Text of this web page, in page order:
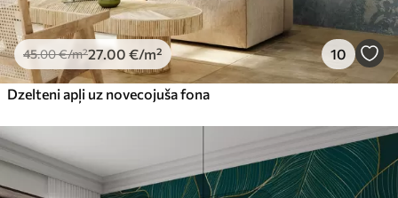
45.00€/m²27.00 €/m² 10
Dzelteni apļi uz novecojuša fona